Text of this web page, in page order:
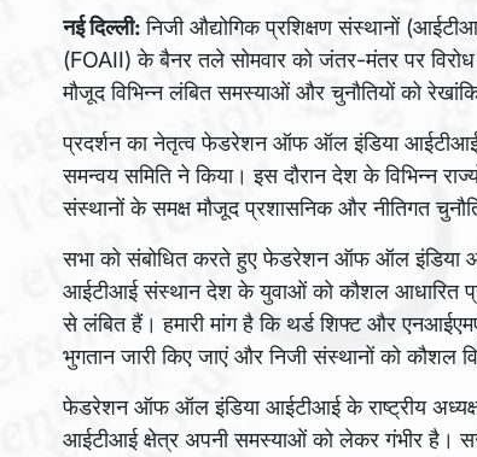
नई दिल्ली:निजी औद्योगिक प्रशिक्षण संस्थानों
(FOAII) के बैनर तले सोमवार को जंतर-मंतर पर
मौजूद विभिन्न लंबित समस्याओं और चुनौतियों को
प्रदर्शन का नेतृत्व फेडरेशन ऑफ ऑल इंडिया आईटीआई
समन्वय समिति ने किया। इस दौरान देश के विभिन्न
संस्थानों के समक्ष मौजूद प्रशासनिक और नीतिगत
सभा को संबोधित करते हुए फेडरेशन ऑफ ऑल इंडिया
आईटीआई संस्थान देश के युवाओं को कौशल आधारित
से लंबित हैं। हमारी मांग है कि थर्ड शिफ्ट और
भुगतान जारी किए जाएं और निजी संस्थानों को कौशल
फेडरेशन ऑफ ऑल इंडिया आईटीआई के राष्ट्रीय
आईटीआई क्षेत्र अपनी समस्याओं को लेकर गंभीर है।